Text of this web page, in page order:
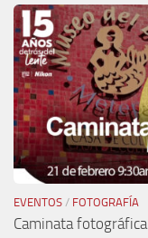
EVENTOS / FOTOGRAFÍA
Caminata